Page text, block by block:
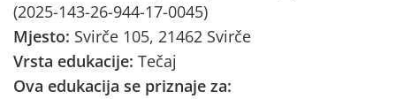
(2025-143-26-944-17-0045)
Mjesto: Svirče 105, 21462 Svirče
Vrsta edukacije: Tečaj
Ova edukacija se priznaje za: